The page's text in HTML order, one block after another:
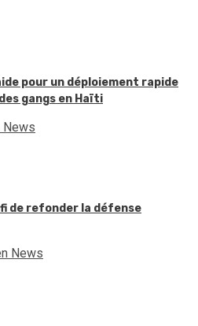
pour un déploiement rapide
gangs en Haïti
News
de refonder la défense
News